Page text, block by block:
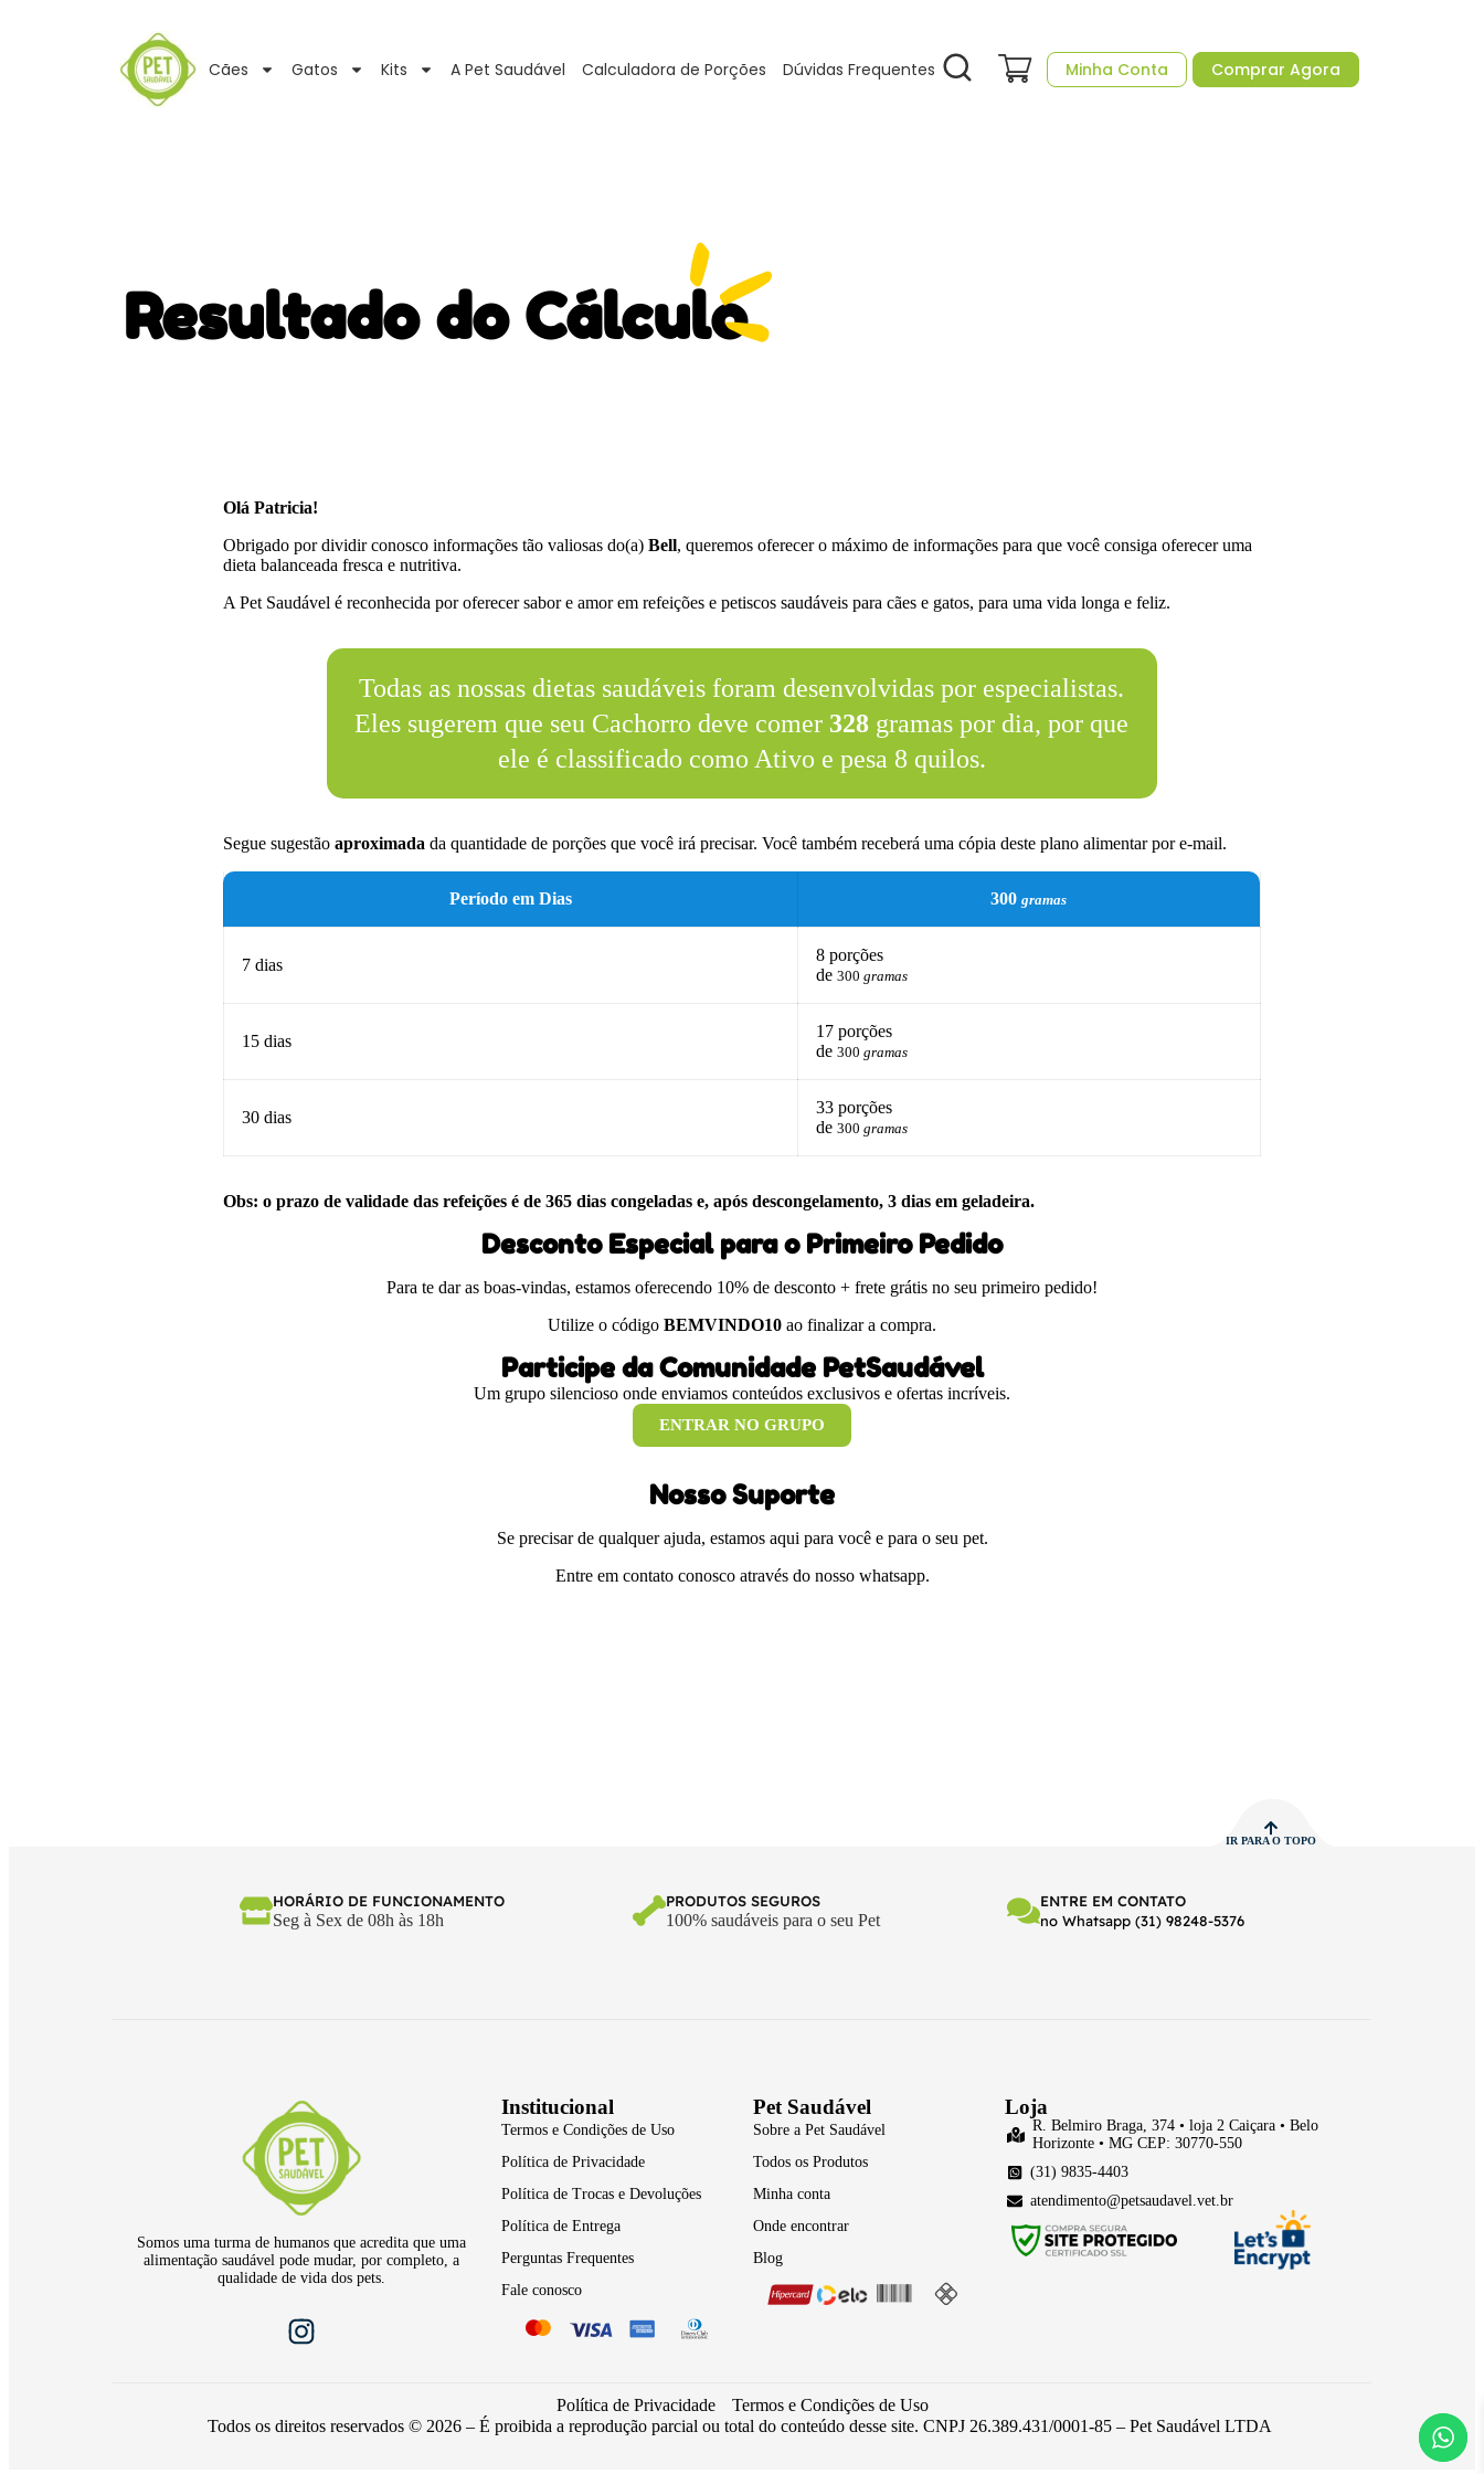
Cães Gatos Kits A Pet Saudável Calculadora de Porções Dúvidas Frequentes Minha Conta Comprar Agora
Resultado do Cálculo
Olá Patricia!
Obrigado por dividir conosco informações tão valiosas do(a) Bell, queremos oferecer o máximo de informações para que você consiga oferecer uma
dieta balanceada fresca e nutritiva.
A Pet Saudável é reconhecida por oferecer sabor e amor em refeições e petiscos saudáveis para cães e gatos, para uma vida longa e feliz.
Todas as nossas dietas saudáveis foram desenvolvidas por especialistas.
Eles sugerem que seu Cachorro deve comer 328 gramas por dia, por que
ele é classificado como Ativo e pesa 8 quilos.
Segue sugestão aproximada da quantidade de porções que você irá precisar. Você também receberá uma cópia deste plano alimentar por e-mail.
Período em Dias 300gramas
7 dias
8 porções
de 300 gramas
15 dias
17 porções
de 300 gramas
30 dias
33 porções
de 300 gramas
Obs: o prazo de validade das refeições é de 365 dias congeladas e, após descongelamento, 3 dias em geladeira.
Desconto Especial para o Primeiro Pedido
Para te dar as boas-vindas, estamos oferecendo 10% de desconto + frete grátis no seu primeiro pedido!
Utilize o código BEMVINDO10 ao finalizar a compra.
Participe da Comunidade PetSaudável
Um grupo silencioso onde enviamos conteúdos exclusivos e ofertas incríveis.
ENTRAR NO GRUPO
Nosso Suporte
Se precisar de qualquer ajuda, estamos aqui para você e para o seu pet.
Entre em contato conosco através do nosso whatsapp.
IR PARA O TOPO
HORÁRIO DE FUNCIONAMENTO
Seg à Sex de 08h às 18h
PRODUTOS SEGUROS
100% saudáveis para o seu Pet
ENTRE EM CONTATO
no Whatsapp (31) 98248-5376
Somos uma turma de humanos que acredita que uma
alimentação saudável pode mudar, por completo, a
qualidade de vida dos pets.
Institucional
Termos e Condições de Uso
Política de Privacidade
Política de Trocas e Devoluções
Política de Entrega
Perguntas Frequentes
Fale conosco
Pet Saudável
Sobre a Pet Saudável
Todos os Produtos
Minha conta
Onde encontrar
Blog
Loja
R. Belmiro Braga, 374 • loja 2 Caiçara • Belo
Horizonte • MG CEP: 30770-550
(31) 9835-4403
atendimento@petsaudavel.vet.br
Política de Privacidade
Termos e Condições de Uso
Todos os direitos reservados © 2026 – É proibida a reprodução parcial ou total do conteúdo desse site. CNPJ 26.389.431/0001-85 – Pet Saudável LTDA